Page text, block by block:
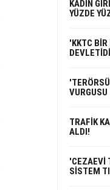
KADIN
YÜZDE
'KKTC BİR
VURGUSU
TRAFİK
ALDI!
'CEZAEVİ
SİSTEM